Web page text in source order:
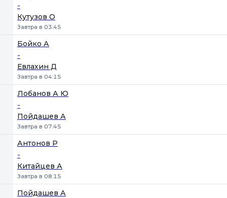
-
Кутузов О
Завтра в 03:45
Бойко А
-
Евлахин Д
Завтра в 04:15
Лобанов А Ю
-
Пойдашев А
Завтра в 07:45
Антонов Р
-
Китайцев А
Завтра в 08:15
Пойдашев А